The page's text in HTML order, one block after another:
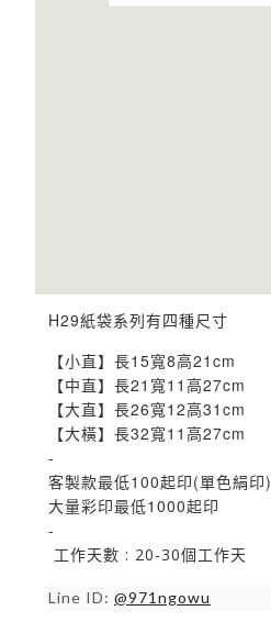
H29紙袋系列有四種尺寸
【小直】長15寬8高21cm
【中直】長21寬11高27cm
【大直】長26寬12高31cm
【大橫】長32寬11高27cm
-
客製款最低100起印(單色絹印)
大量彩印最低1000起印
-
工作天數 : 20-30個工作天
Line ID: @971ngowu